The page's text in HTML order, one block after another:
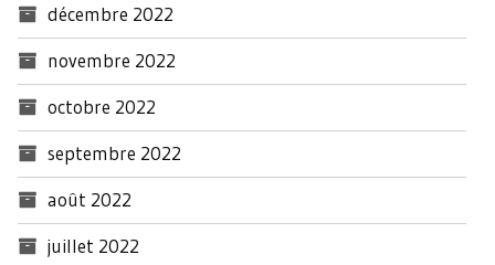
décembre 2022
novembre 2022
octobre 2022
septembre 2022
août 2022
juillet 2022